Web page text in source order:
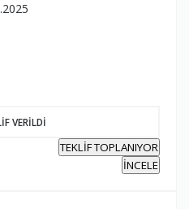
VERİLDİ
TEKLİF TOPLANIYOR
İNCELE